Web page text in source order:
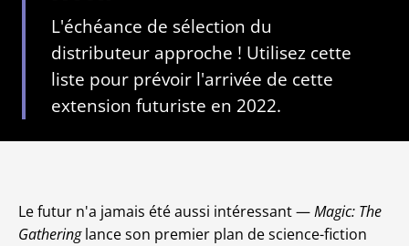
L'échéance de sélection du
distributeur approche ! Utilisez cette
liste pour prévoir l'arrivée de cette
extension futuriste en 2022.
Le futur n'a jamais été aussi intéressant —Magic: The
Gatheringlance son premier plan de science-fiction